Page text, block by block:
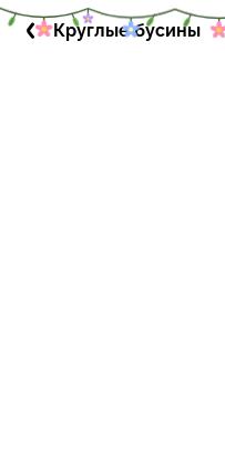
Круглые бусины